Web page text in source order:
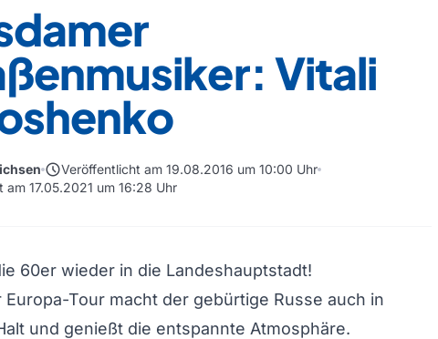
Vitali
scheduleVeröffentlicht am 19.08.2016 um 10:00 Uhr
am 17.05.2021 um 16:28 Uhr
60er wieder in die Landeshauptstadt!
Europa-Tour macht der gebürtige Russe auch in
und genießt die entspannte Atmosphäre.